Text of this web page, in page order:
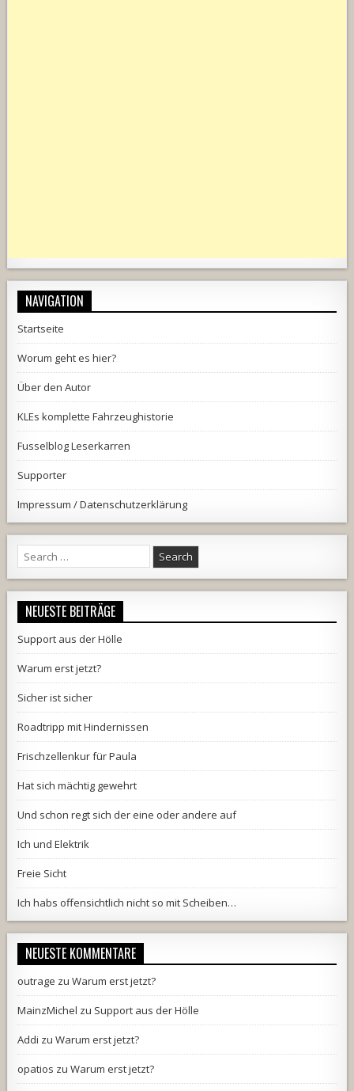
NAVIGATION
Startseite
Worum geht es hier?
Über den Autor
KLEs komplette Fahrzeughistorie
Fusselblog Leserkarren
Supporter
Impressum / Datenschutzerklärung
Search
for:
NEUESTE BEITRÄGE
Support aus der Hölle
Warum erst jetzt?
Sicher ist sicher
Roadtripp mit Hindernissen
Frischzellenkur für Paula
Hat sich mächtig gewehrt
Und schon regt sich der eine oder andere auf
Ich und Elektrik
Freie Sicht
Ich habs offensichtlich nicht so mit Scheiben…
NEUESTE KOMMENTARE
outrage zuWarum erst jetzt?
MainzMichel zu Support aus der Hölle
Addi zuWarum erst jetzt?
opatios zuWarum erst jetzt?